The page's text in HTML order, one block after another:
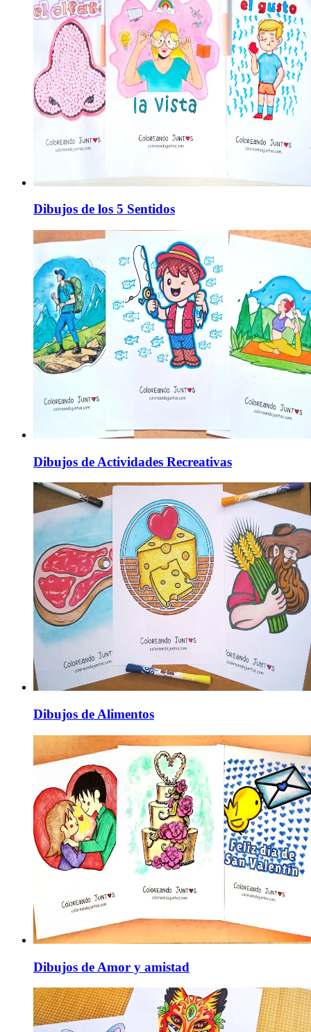
Dibujos de los 5 Sentidos
Dibujos de Actividades Recreativas
Dibujos de Alimentos
Dibujos de Amor y amistad